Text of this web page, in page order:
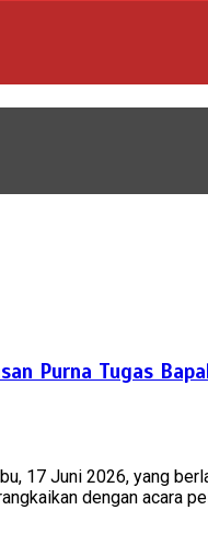
Purna Tugas
17 Juni 2026, yang
dengan acara